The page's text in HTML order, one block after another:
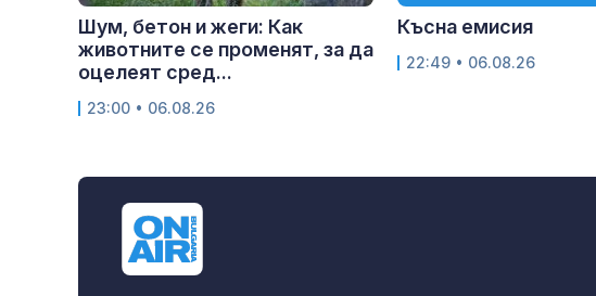
Шум, бетон и жеги: Как
животните се променят, за да
оцелеят сред...
23:00 • 06.08.26
Късна емисия
22:49 • 06.08.26